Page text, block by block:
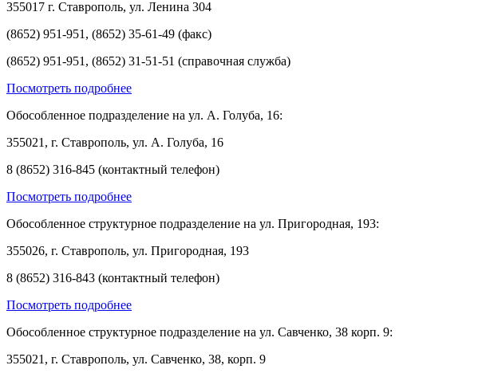
355017 г. Ставрополь, ул. Ленина 304
(8652) 951-951, (8652) 35-61-49 (факс)
(8652) 951-951, (8652) 31-51-51 (справочная служба)
Посмотреть подробнее
Обособленное подразделение на ул. А. Голуба, 16:
355021, г. Ставрополь, ул. А. Голуба, 16
8 (8652) 316-845 (контактный телефон)
Посмотреть подробнее
Обособленное структурное подразделение на ул. Пригородная, 193:
355026, г. Ставрополь, ул. Пригородная, 193
8 (8652) 316-843 (контактный телефон)
Посмотреть подробнее
Обособленное структурное подразделение на ул. Савченко, 38 корп. 9:
355021, г. Ставрополь, ул. Савченко, 38, корп. 9